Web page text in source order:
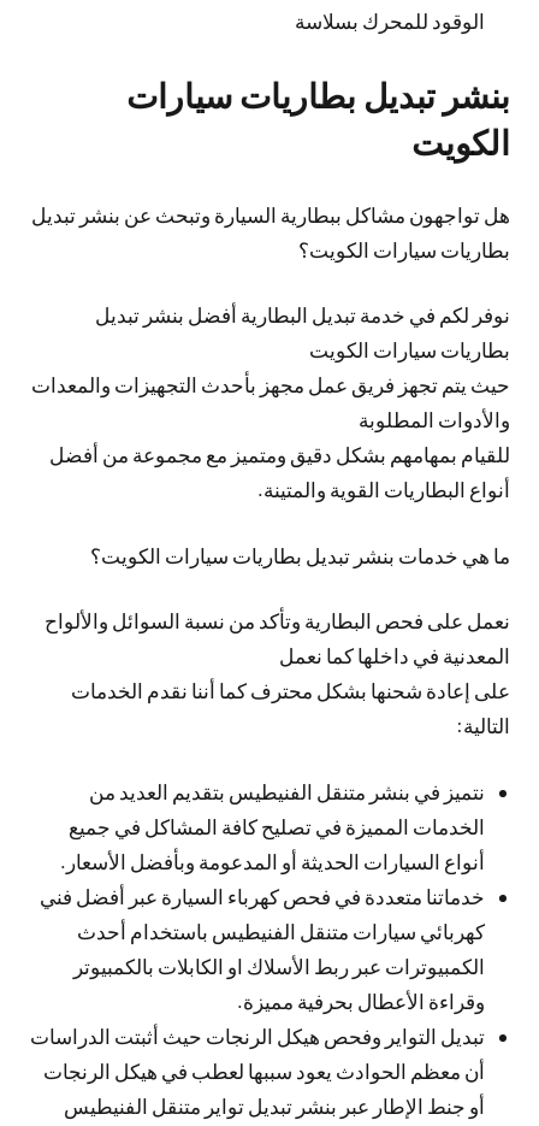
الوقود للمحرك بسلاسة
بنشر تبديل بطاريات سيارات
الكويت
هل تواجهون مشاكل ببطارية السيارة وتبحث عن بنشر تبديل
بطاريات سيارات الكويت؟
نوفر لكم في خدمة تبديل البطارية أفضل بنشر تبديل
بطاريات سيارات الكويت
حيث يتم تجهز فريق عمل مجهز بأحدث التجهيزات والمعدات
والأدوات المطلوبة
للقيام بمهامهم بشكل دقيق ومتميز مع مجموعة من أفضل
أنواع البطاريات القوية والمتينة.
ما هي خدمات بنشر تبديل بطاريات سيارات الكويت؟
نعمل على فحص البطارية وتأكد من نسبة السوائل والألواح
المعدنية في داخلها كما نعمل
على إعادة شحنها بشكل محترف كما أننا نقدم الخدمات
التالية:
نتميز في بنشر متنقل الفنيطيس بتقديم العديد من
الخدمات المميزة في تصليح كافة المشاكل في جميع
أنواع السيارات الحديثة أو المدعومة وبأفضل الأسعار.
خدماتنا متعددة في فحص كهرباء السيارة عبر أفضل فني
كهربائي سيارات متنقل الفنيطيس باستخدام أحدث
الكمبيوترات عبر ربط الأسلاك او الكابلات بالكمبيوتر
وقراءة الأعطال بحرفية مميزة.
تبديل التواير وفحص هيكل الرنجات حيث أثبتت الدراسات
أن معظم الحوادث يعود سببها لعطب في هيكل الرنجات
أو جنط الإطار عبر بنشر تبديل تواير متنقل الفنيطيس